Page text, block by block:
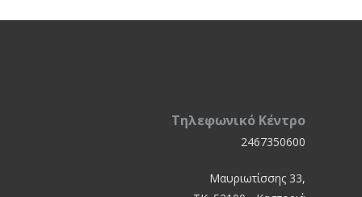
Τηλεφωνικό Κέντρο
2467350600
Μαυριωτίσσης 33,